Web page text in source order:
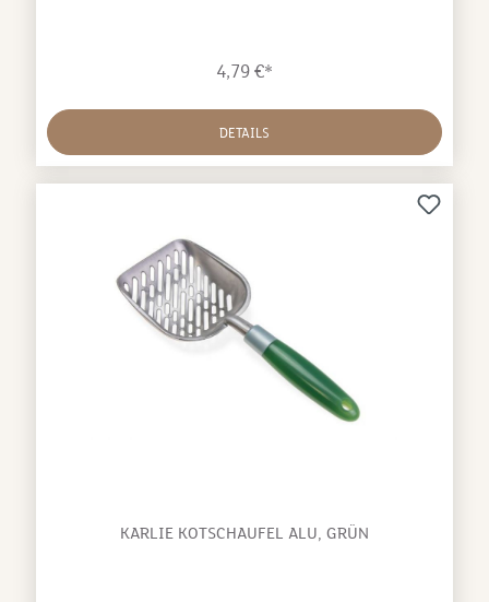
4,79 €*
DETAILS
KARLIE KOTSCHAUFEL ALU, GRÜN